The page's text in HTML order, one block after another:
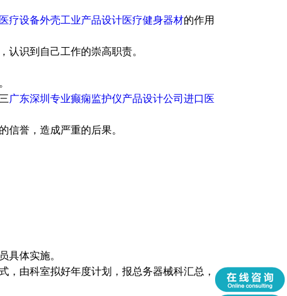
疗设备外壳工业产品设计医疗健身器材的作用
认识到自己工作的崇高职责。
广东深圳专业癫痫监护仪产品设计公司进口医
誉，造成严重的后果。
具体实施。
由科室拟好年度计划，报总务器械科汇总，